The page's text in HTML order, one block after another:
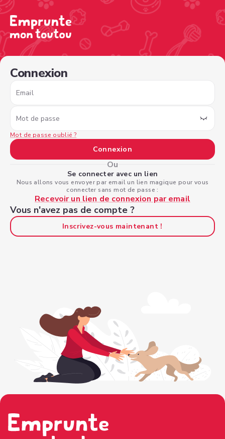
Connexion
Email
Mot de passe
Mot de passe oublié ?
Connexion
Ou
Se connecter avec un lien
Nous allons vous envoyer par email un lien magique pour vous
connecter sans mot de passe :
Recevoir un lien de connexion par email
Vous n'avez pas de compte ?
Inscrivez-vous maintenant !
/sign-in?nextPage=%2Fview-profile%2Fb93ab19e-542d-